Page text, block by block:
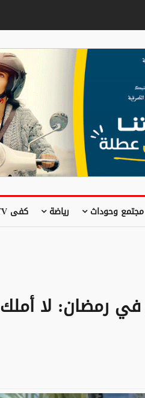
مجتمع وحوداث رياضة كفى TV
رمضان: لا أملك